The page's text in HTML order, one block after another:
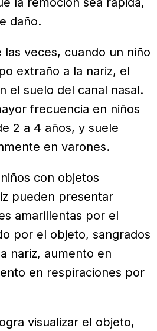
daño.
las veces, cuando un niño
extraño a la nariz, el
el suelo del canal nasal.
frecuencia en niños
2 a 4 años, y suele
en varones.
con objetos
pueden presentar
amarillentas por el
por el objeto, sangrados
nariz, aumento en
en respiraciones por
visualizar el objeto,